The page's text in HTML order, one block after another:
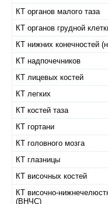
КТ органов малого таза
КТ органов грудной
КТ нижних конечностей
КТ надпочечников
КТ лицевых костей
КТ легких
КТ костей таза
КТ гортани
КТ головного мозга
КТ глазницы
КТ височных костей
КТ височно-
(ВНЧС)